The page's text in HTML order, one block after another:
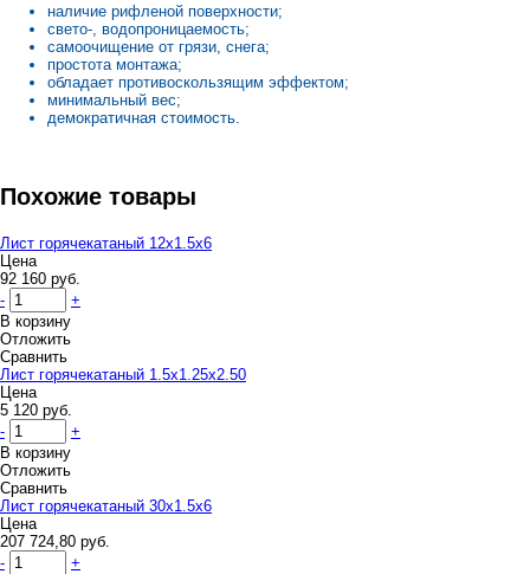
наличие рифленой поверхности;
свето-, водопроницаемость;
самоочищение от грязи, снега;
простота монтажа;
обладает противоскользящим эффектом;
минимальный вес;
демократичная стоимость.
Похожие товары
Лист горячекатаный 12x1.5х6
Цена
92 160 руб.
-
+
В корзину
Отложить
Сравнить
Лист горячекатаный 1.5x1.25х2.50
Цена
5 120 руб.
-
+
В корзину
Отложить
Сравнить
Лист горячекатаный 30x1.5х6
Цена
207 724,80 руб.
-
+